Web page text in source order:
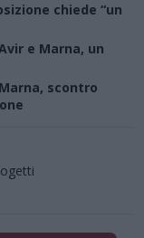
chiede “un
e Marna, un
scontro